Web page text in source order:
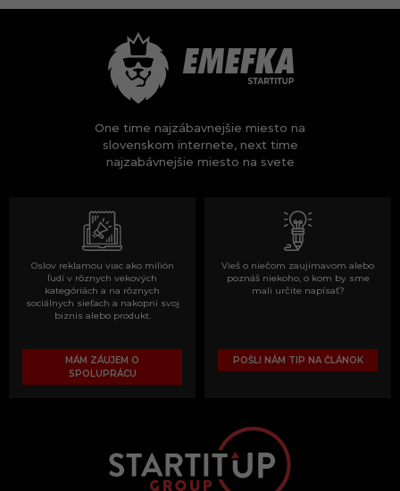
One time najzábavnejšie miesto na
slovenskom internete, next time
najzabávnejšie miesto na svete
Oslov reklamou viac ako milión
ľudí v rôznych vekových
kategóriách a na rôznych
sociálnych sieťach a nakopni svoj
biznis alebo produkt.
MÁM ZÁUJEM O
SPOLUPRÁCU
Vieš o niečom zaujímavom alebo
poznáš niekoho, o kom by sme
mali určite napísať?
POŠLI NÁM TIP NA ČLÁNOK